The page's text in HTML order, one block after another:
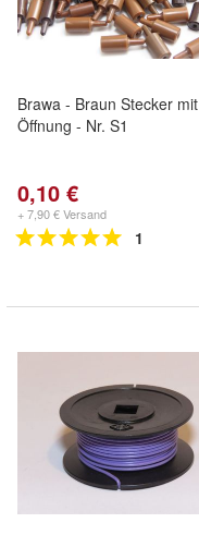
Brawa - Braun Stecker mit
Öffnung - Nr. S1
0,10 €
+ 7,90 € Versand
1